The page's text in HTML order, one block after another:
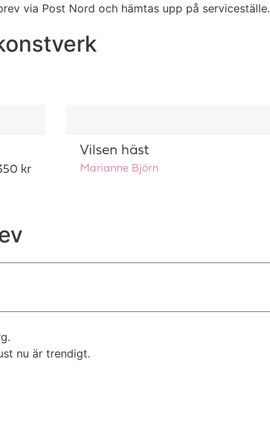
via Post Nord och hämtas upp på serviceställe.
kr
Vilsen häst
Marianne Björn
nu är trendigt.